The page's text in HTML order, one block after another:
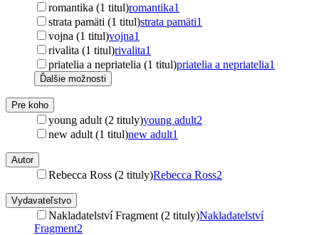
romantika (1 titul)romantika1
strata pamäti (1 titul)strata pamäti1
vojna (1 titul)vojna1
rivalita (1 titul)rivalita1
priatelia a nepriatelia (1 titul)priatelia a nepriatelia1
Ďalšie možnosti
Pre koho
young adult (2 tituly)young adult2
new adult (1 titul)new adult1
Autor
Rebecca Ross (2 tituly)Rebecca Ross2
Vydavateľstvo
Nakladatelství Fragment (2 tituly)Nakladatelství
Fragment2